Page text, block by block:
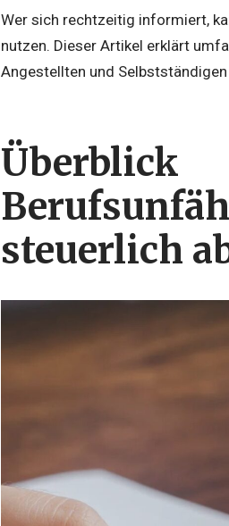
Wer sich rechtzeitig informiert,
nutzen. Dieser Artikel erklärt
Angestellten und
Überblick
steuerlich